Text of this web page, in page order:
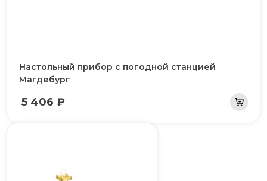
Настольный прибор с погодной станцией
Магдебург
5 406 ₽